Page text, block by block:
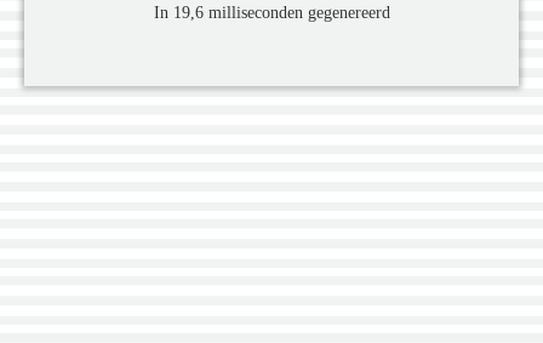
In 19,6 milliseconden gegenereerd